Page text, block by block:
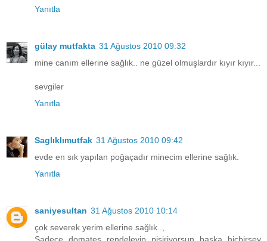
Yanıtla
gülay mutfakta 31 Ağustos 2010 09:32
mine canım ellerine sağlık.. ne güzel olmuşlardır kıyır kıyır...
sevgiler
Yanıtla
Saglıklımutfak 31 Ağustos 2010 09:42
evde en sık yapılan poğaçadır minecim ellerine sağlık.
Yanıtla
saniyesultan 31 Ağustos 2010 10:14
çok severek yerim ellerine sağlık..,